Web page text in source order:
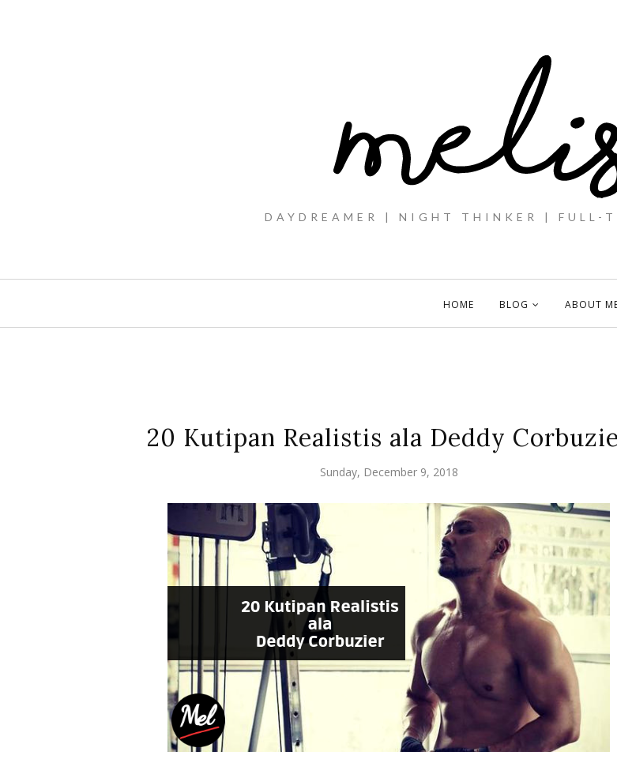
DAYDREAMER | NIGHT THINKER | FULL-
HOME BLOG ABOUT
20 Kutipan Realistis ala Deddy
Sunday, December 9, 2018